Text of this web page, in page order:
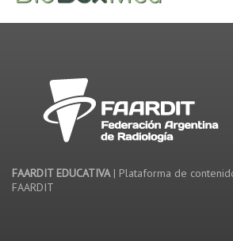
FAARDIT EDUCATIVA| Plataforma de
FAARDIT